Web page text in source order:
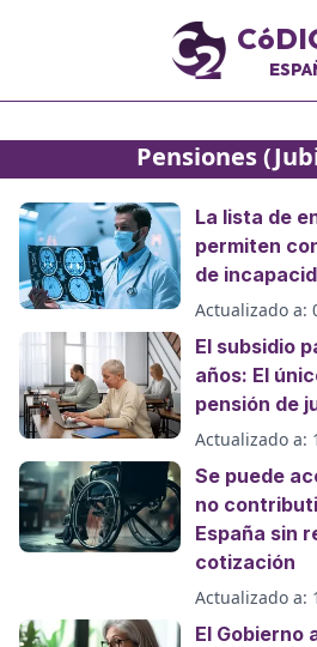
Pensiones
La lista de
permiten
de
Actualizado a:
El subsidio
años: El
pensión de
Actualizado a:
Se puede
no
España sin
cotización
Actualizado a:
El Gobierno